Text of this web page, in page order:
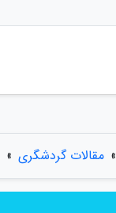
» مقالات گردشگری »